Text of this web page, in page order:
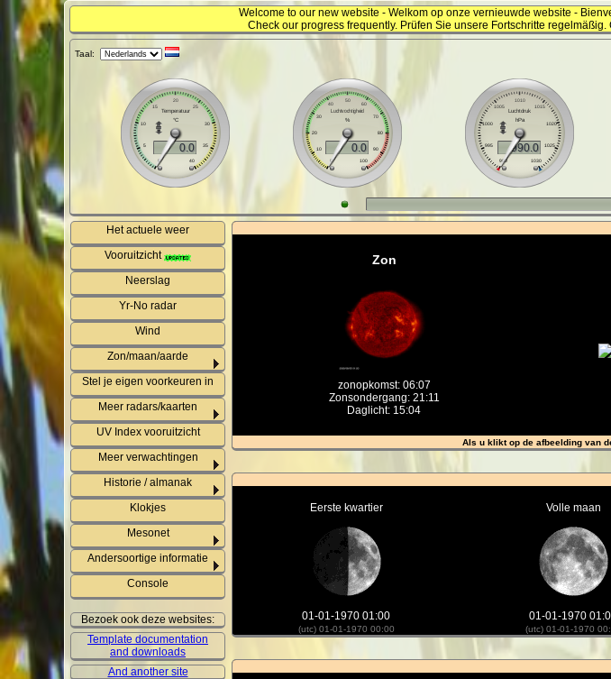
Welcome to our new website - Welkom op onze vernieuwde website -
Check our progress frequently. Prüfen Sie unsere Fortschritte
Taal:
Het actuele weer
Vooruitzicht
Neerslag
Yr-No radar
Wind
Zon/maan/aarde
Stel je eigen voorkeuren in
Meer radars/kaarten
UV Index vooruitzicht
Meer verwachtingen
Historie / almanak
Klokjes
Mesonet
Andersoortige informatie
Console
Bezoek ook deze websites:
Template documentation
and downloads
And another site
Zon
zonopkomst: 06:07
Zonsondergang: 21:11
Daglicht: 15:04
Als u klikt op de afbeelding van
Eerste kwartier Volle maan
01-01-1970 01:00
(utc) 01-01-1970 00:00
01-01-1970
(utc) 01-01-1970